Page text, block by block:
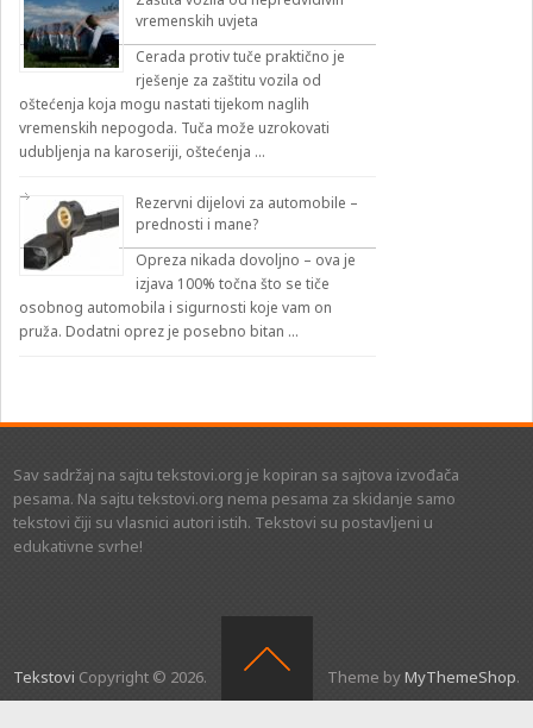
vremenskih uvjeta
Cerada protiv tuče praktično je
rješenje za zaštitu vozila od
oštećenja koja mogu nastati tijekom naglih
vremenskih nepogoda. Tuča može uzrokovati
udubljenja na karoseriji, oštećenja …
Rezervni dijelovi za automobile –
prednosti i mane?
Opreza nikada dovoljno – ova je
izjava 100% točna što se tiče
osobnog automobila i sigurnosti koje vam on
pruža. Dodatni oprez je posebno bitan …
Sav sadržaj na sajtu tekstovi.org je kopiran sa sajtova izvođača
pesama. Na sajtu tekstovi.org nema pesama za skidanje samo
tekstovi čiji su vlasnici autori istih. Tekstovi su postavljeni u
edukativne svrhe!
Tekstovi Copyright © 2026. Theme byMyThemeShop.